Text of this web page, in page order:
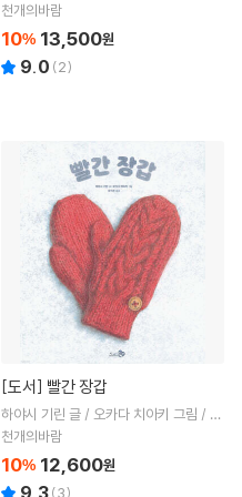
천개의바람
10% 13,500원
9.0 (2)
[도서] 빨간 장갑
하야시 기린 글 / 오카다 치아키 그림 / 유
지은 역
천개의바람
10% 12,600원
(3)